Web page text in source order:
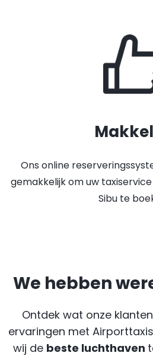
Ons online
gemakkelijk om uw
Sibu te
We hebben
Ontdek wat onze
ervaringen met Airporttaxis
wij de beste luchthaven